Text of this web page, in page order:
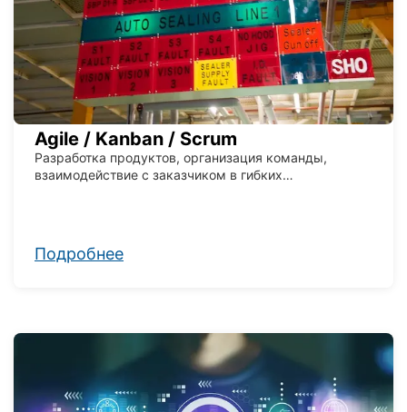
Agile / Kanban / Scrum
Разработка продуктов, организация команды,
взаимодействие с заказчиком в гибких
Подробнее